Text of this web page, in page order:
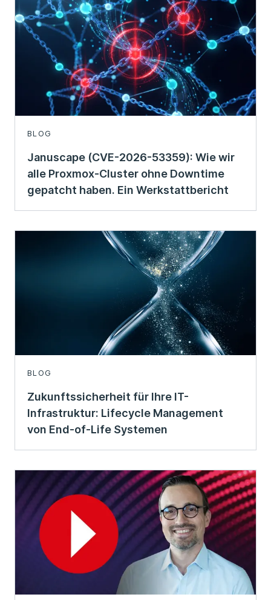
BLOG
Januscape (CVE-2026-53359): Wie wir
alle Proxmox-Cluster ohne Downtime
gepatcht haben. Ein Werkstattbericht
BLOG
Zukunftssicherheit für Ihre IT-
Infrastruktur: Lifecycle Management
von End-of-Life Systemen